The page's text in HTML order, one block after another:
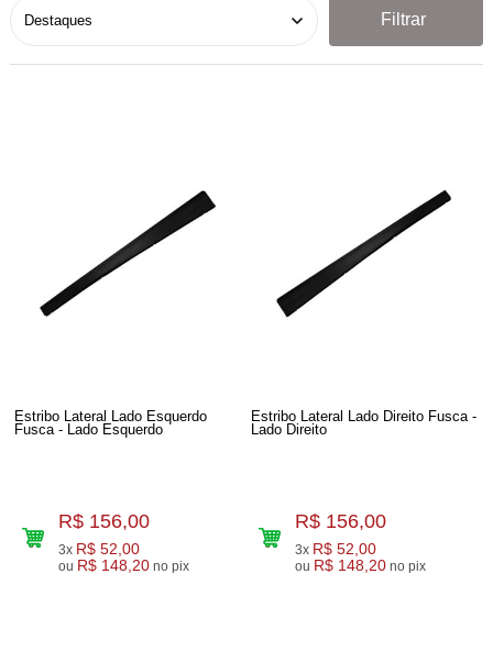
Filtrar
Estribo Lateral Lado Esquerdo
Fusca - Lado Esquerdo
R$ 156,00
3x R$ 52,00
ou R$ 148,20 no pix
Estribo Lateral Lado Direito Fusca -
Lado Direito
R$ 156,00
3x R$ 52,00
ou R$ 148,20 no pix